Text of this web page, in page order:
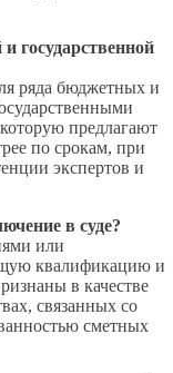
государственной
ряда бюджетных и
предлагают
по срокам, при
экспертов и
в суде?
или
квалификацию и
в качестве
связанных со
сметных